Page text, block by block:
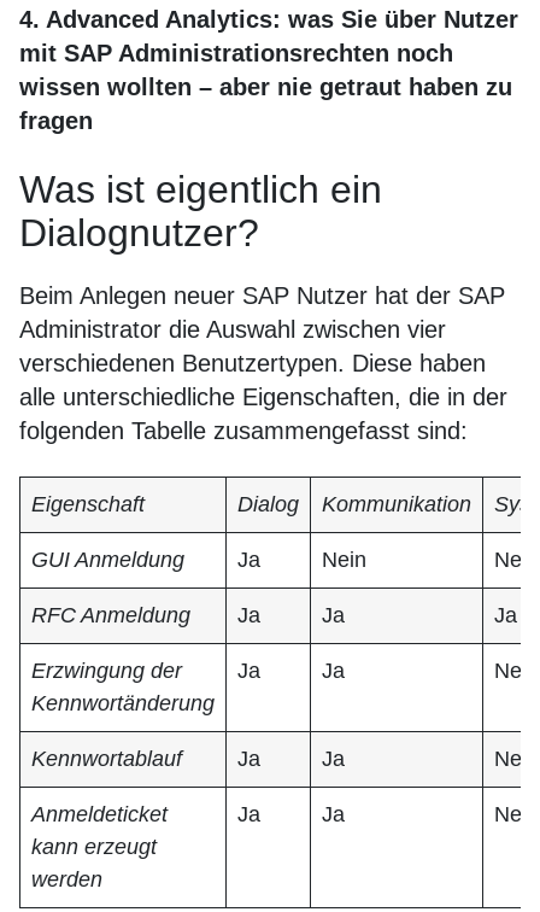
4. Advanced Analytics: was Sie über Nutzer
mit SAP Administrationsrechten noch
wissen wollten – aber nie getraut haben zu
fragen
Was ist eigentlich ein
Dialognutzer?
Beim Anlegen neuer SAP Nutzer hat der SAP
Administrator die Auswahl zwischen vier
verschiedenen Benutzertypen. Diese haben
alle unterschiedliche Eigenschaften, die in der
folgenden Tabelle zusammengefasst sind:
Eigenschaft Dialog Kommunikation
GUI Anmeldung Ja Nein Nein
RFC Anmeldung Ja Ja Ja
Erzwingung der
Kennwortänderung
Ja Ja Nein
Kennwortablauf Ja Ja Nein
Anmeldeticket
kann erzeugt
werden
Ja Ja Nein